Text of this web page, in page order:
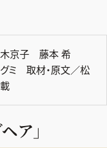
木京子 藤本 希
ミ 取材・原文／松
ア」